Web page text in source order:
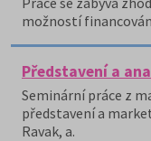
možností
Představení a
Seminární práce z
představení a
Ravak, a.